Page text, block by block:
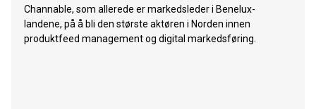
Channable, som allerede er markedsleder i Benelux-
landene, på å bli den største aktøren i Norden innen
produktfeed management og digital markedsføring.